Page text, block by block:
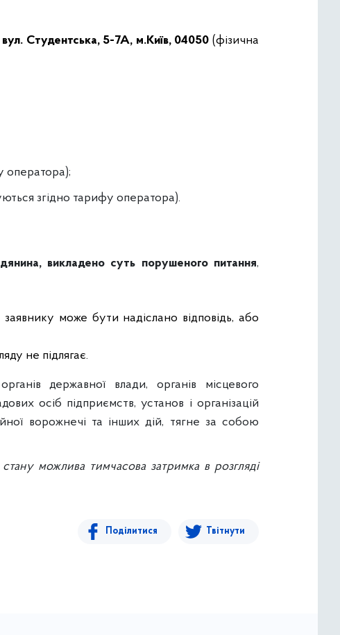
вул. Студентська, 5-7А, м.Київ, 04050(фізична
оператора);
згідно тарифу оператора).
викладено суть порушеного питання,
може бути надіслано відповідь, або
не підлягає.
державної влади, органів місцевого
осіб підприємств, установ і організацій
ворожнечі та інших дій, тягне за собою
можлива тимчасова затримка в розгляді
Поділитися Твітнути